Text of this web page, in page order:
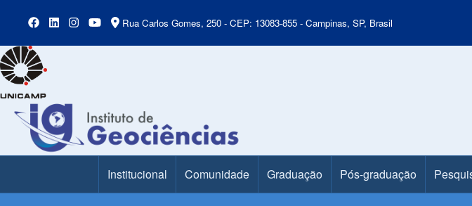
Rua Carlos Gomes, 250 - CEP: 13083-855 - Campinas, SP, Brasil
Main MenuInstitucional Comunidade Graduação Pós-graduação